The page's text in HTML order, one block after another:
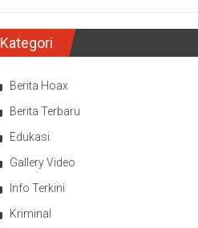
Kategori
Berita Hoax
Berita Terbaru
Edukasi
Gallery Video
Info Terkini
Kriminal